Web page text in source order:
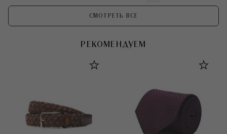
СМОТРЕТЬ ВСЕ
РЕКОМЕНДУЕМ